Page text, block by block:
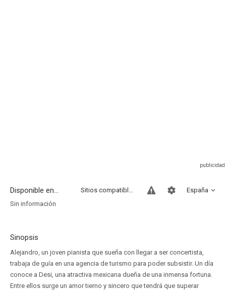
Disponible en... España
Sitios compatibles
Sin información
Sinopsis
Alejandro, un joven pianista que sueña con llegar a ser concertista,
trabaja de guía en una agencia de turismo para poder subsistir. Un día
conoce a Desi, una atractiva mexicana dueña de una inmensa fortuna.
Entre ellos surge un amor tierno y sincero que tendrá que superar